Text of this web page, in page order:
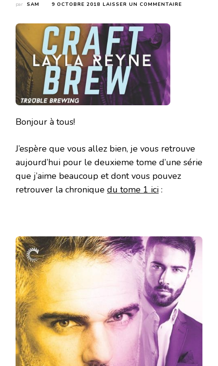
par SAM 9 OCTOBRE 2018 LAISSER UN COMMENTAIRE
Bonjour à tous!
J’espère que vous allez bien, je vous retrouve
aujourd’hui pour le deuxieme tome d’une série
que j’aime beaucoup et dont vous pouvez
retrouver la chronique du tome 1 ici :